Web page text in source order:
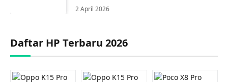
2 April 2026
Daftar HP Terbaru 2026